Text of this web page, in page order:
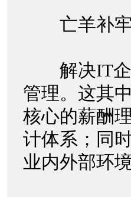
亡羊补牢
解决IT企
管理。这其
核心的薪酬
计体系；同
业内外部环